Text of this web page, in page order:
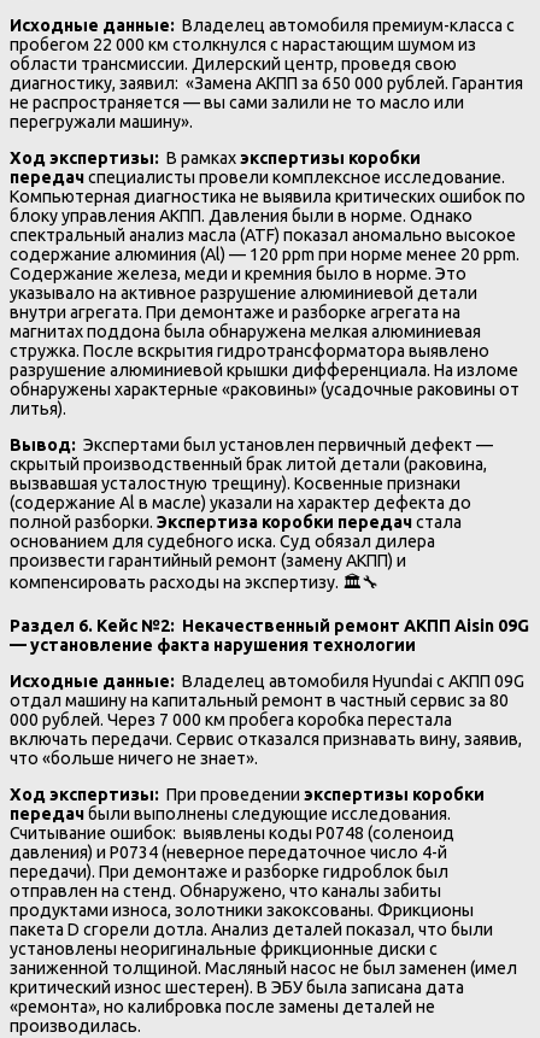
Исходные данные: Владелец автомобиля премиум-класса с
пробегом 22 000 км столкнулся с нарастающим шумом из
области трансмиссии. Дилерский центр, проведя свою
диагностику, заявил: «Замена АКПП за 650 000 рублей. Гарантия
не распространяется — вы сами залили не то масло или
перегружали машину».
Ход экспертизы: В рамкахэкспертизы коробки
передачспециалисты провели комплексное исследование.
Компьютерная диагностика не выявила критических ошибок по
блоку управления АКПП. Давления были в норме. Однако
спектральный анализ масла (ATF) показал аномально высокое
содержание алюминия (Al) — 120 ppm при норме менее 20 ppm.
Содержание железа, меди и кремния было в норме. Это
указывало на активное разрушение алюминиевой детали
внутри агрегата. При демонтаже и разборке агрегата на
магнитах поддона была обнаружена мелкая алюминиевая
стружка. После вскрытия гидротрансформатора выявлено
разрушение алюминиевой крышки дифференциала. На изломе
обнаружены характерные «раковины» (усадочные раковины от
литья).
Вывод: Экспертами был установлен первичный дефект —
скрытый производственный брак литой детали (раковина,
вызвавшая усталостную трещину). Косвенные признаки
(содержание Al в масле) указали на характер дефекта до
полной разборки. Экспертиза коробки передачстала
основанием для судебного иска. Суд обязал дилера
произвести гарантийный ремонт (замену АКПП) и
компенсировать расходы на экспертизу. 🏛️🔧
Раздел 6. Кейс №2: Некачественный ремонт АКПП Aisin 09G
— установление факта нарушения технологии
Исходные данные: Владелец автомобиля Hyundai с АКПП 09G
отдал машину на капитальный ремонт в частный сервис за 80
000 рублей. Через 7 000 км пробега коробка перестала
включать передачи. Сервис отказался признавать вину, заявив,
что «больше ничего не знает».
Ход экспертизы: При проведении экспертизы коробки
передачбыли выполнены следующие исследования.
Считывание ошибок: выявлены коды P0748 (соленоид
давления) и P0734 (неверное передаточное число 4-й
передачи). При демонтаже и разборке гидроблок был
отправлен на стенд. Обнаружено, что каналы забиты
продуктами износа, золотники закоксованы. Фрикционы
пакета D сгорели дотла. Анализ деталей показал, что были
установлены неоригинальные фрикционные диски с
заниженной толщиной. Масляный насос не был заменен (имел
критический износ шестерен). В ЭБУ была записана дата
«ремонта», но калибровка после замены деталей не
производилась.